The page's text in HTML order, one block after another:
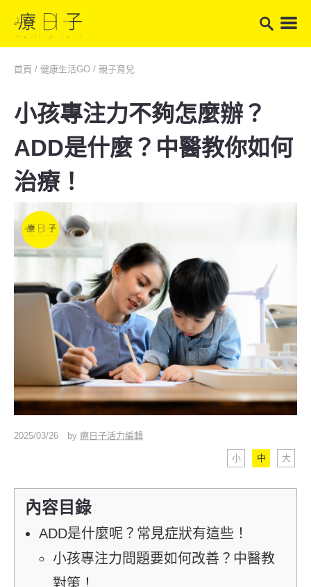
首頁 / 健康生活GO / 親子育兒
小孩專注力不夠怎麼辦？
ADD是什麼？中醫教你如何
治療！
2025/03/26 by 療日子活力編輯
小 中 大
內容目錄
ADD是什麼呢？常見症狀有這些！
小孩專注力問題要如何改善？中醫教
對策！